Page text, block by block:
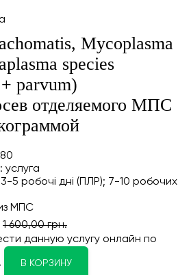
Mycoplasma
species
parvum)
отделяемого МПС
услуга
5 робочі дні (ПЛР); 7-10 робочих
МПС
1 600,00 грн.
данную услугу онлайн по
В КОРЗИНУ